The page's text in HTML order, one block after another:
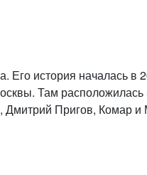
Его история началась
Там
Дмитрий Пригов,